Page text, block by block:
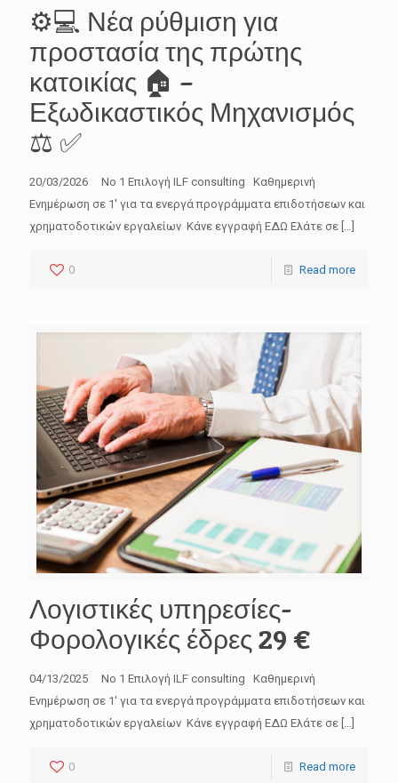
⚙️💻 Νέα ρύθμιση για
προστασία της πρώτης
κατοικίας 🏠 –
Εξωδικαστικός Μηχανισμός
⚖️ ✅
20/03/2026 No 1 Επιλογή ILF consulting Καθημερινή
Ενημέρωση σε 1′ για τα ενεργά προγράμματα επιδοτήσεων και
χρηματοδοτικών εργαλείων Κάνε εγγραφή ΕΔΩ Ελάτε σε
0 Read more
Λογιστικές υπηρεσίες-
Φορολογικές έδρες 29 €
04/13/2025 No 1 Επιλογή ILF consulting Καθημερινή
Ενημέρωση σε 1′ για τα ενεργά προγράμματα επιδοτήσεων και
χρηματοδοτικών εργαλείων Κάνε εγγραφή ΕΔΩ Ελάτε σε […]
0 Read more